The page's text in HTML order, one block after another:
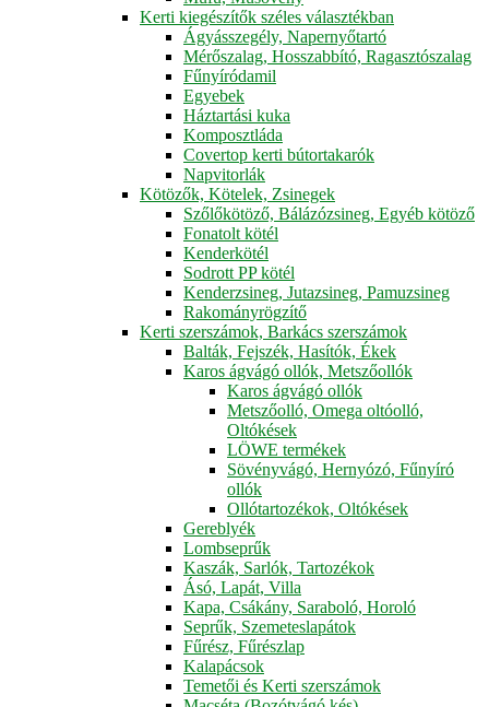
Kerti kiegészítők széles választékban
Ágyásszegély, Napernyőtartó
Mérőszalag, Hosszabbító, Ragasztószalag
Fűnyíródamil
Egyebek
Háztartási kuka
Komposztláda
Covertop kerti bútortakarók
Napvitorlák
Kötözők, Kötelek, Zsinegek
Szőlőkötöző, Bálázózsineg, Egyéb kötöző
Fonatolt kötél
Kenderkötél
Sodrott PP kötél
Kenderzsineg, Jutazsineg, Pamuzsineg
Rakományrögzítő
Kerti szerszámok, Barkács szerszámok
Balták, Fejszék, Hasítók, Ékek
Karos ágvágó ollók, Metszőollók
Karos ágvágó ollók
Metszőolló, Omega oltóolló,
Oltókések
LÖWE termékek
Sövényvágó, Hernyózó, Fűnyíró
ollók
Ollótartozékok, Oltókések
Gereblyék
Lombseprűk
Kaszák, Sarlók, Tartozékok
Ásó, Lapát, Villa
Kapa, Csákány, Saraboló, Horoló
Seprűk, Szemeteslapátok
Fűrész, Fűrészlap
Kalapácsok
Temetői és Kerti szerszámok